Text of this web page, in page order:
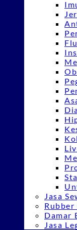
Flu
Jasa
Rubber
Damar
Jasa